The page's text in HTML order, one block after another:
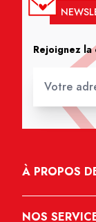
Rejoignez la
À PROPOS
NOS